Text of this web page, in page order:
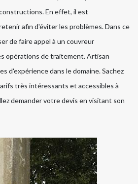
En effet, il est
afin d'éviter les problèmes. Dans ce
de faire appel à un couvreur
opérations de traitement. Artisan
d'expérience dans le domaine. Sachez
très intéressants et accessibles à
demander votre devis en visitant son